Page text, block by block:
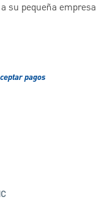
su pequeña empresa
pagos